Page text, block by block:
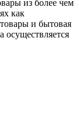
из более чем
как
и бытовая
осуществляется